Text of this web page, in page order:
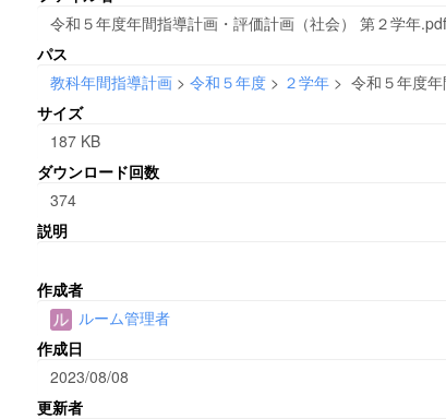
令和５年度年間指導計画・評価計画（社会） 第２学年.pdf
パス
教科年間指導計画> 令和５年度> ２学年> 令和５年度
サイズ
187 KB
ダウンロード回数
374
説明
作成者
ルーム管理者
作成日
2023/08/08
更新者